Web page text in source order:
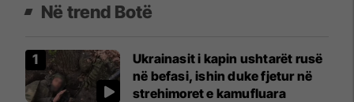
Në trend Botë
Ukrainasit i kapin ushtarët rusë
në befasi, ishin duke fjetur në
strehimoret e kamufluara